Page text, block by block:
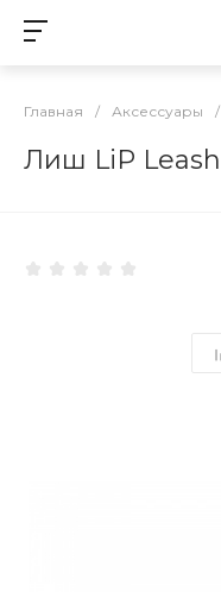
Главная / Аксессуары /
Лиш LiP